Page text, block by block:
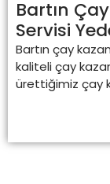
Bartın
Servisi
Bartın çay
kaliteli çay
ürettiğimiz çay